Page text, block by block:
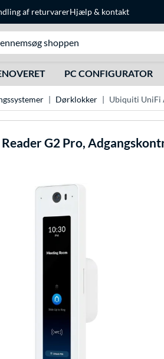
af returvarerHjælp& kontakt
PC CONFIGURATOR
Dørklokker Ubiquiti UniFi
G2 Pro,